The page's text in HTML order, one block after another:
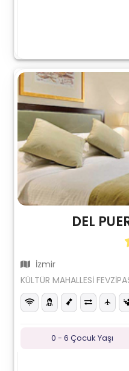
DEL
İzmir
KÜLTÜR MAHALLESİ
0 - 6 Çocuk Yaşı